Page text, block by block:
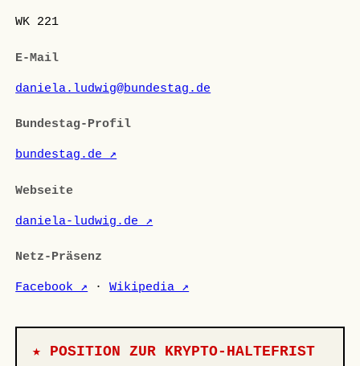
WK 221
E-Mail
daniela.ludwig@bundestag.de
Bundestag-Profil
bundestag.de ↗
Webseite
daniela-ludwig.de ↗
Netz-Präsenz
Facebook ↗ ·Wikipedia ↗
★ POSITION ZUR KRYPTO-HALTEFRIST